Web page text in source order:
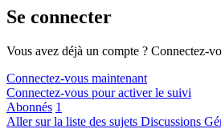
Se connecter
Vous avez déjà un compte ? Connectez-
Connectez-vous maintenant
Connectez-vous pour activer le suivi
Abonnés 1
Aller sur la liste des sujets Discussions